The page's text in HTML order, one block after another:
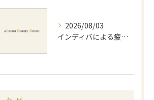
2026/08/03
インディバによる疲労回復の効果的なメソッドと持続力を徹底解説